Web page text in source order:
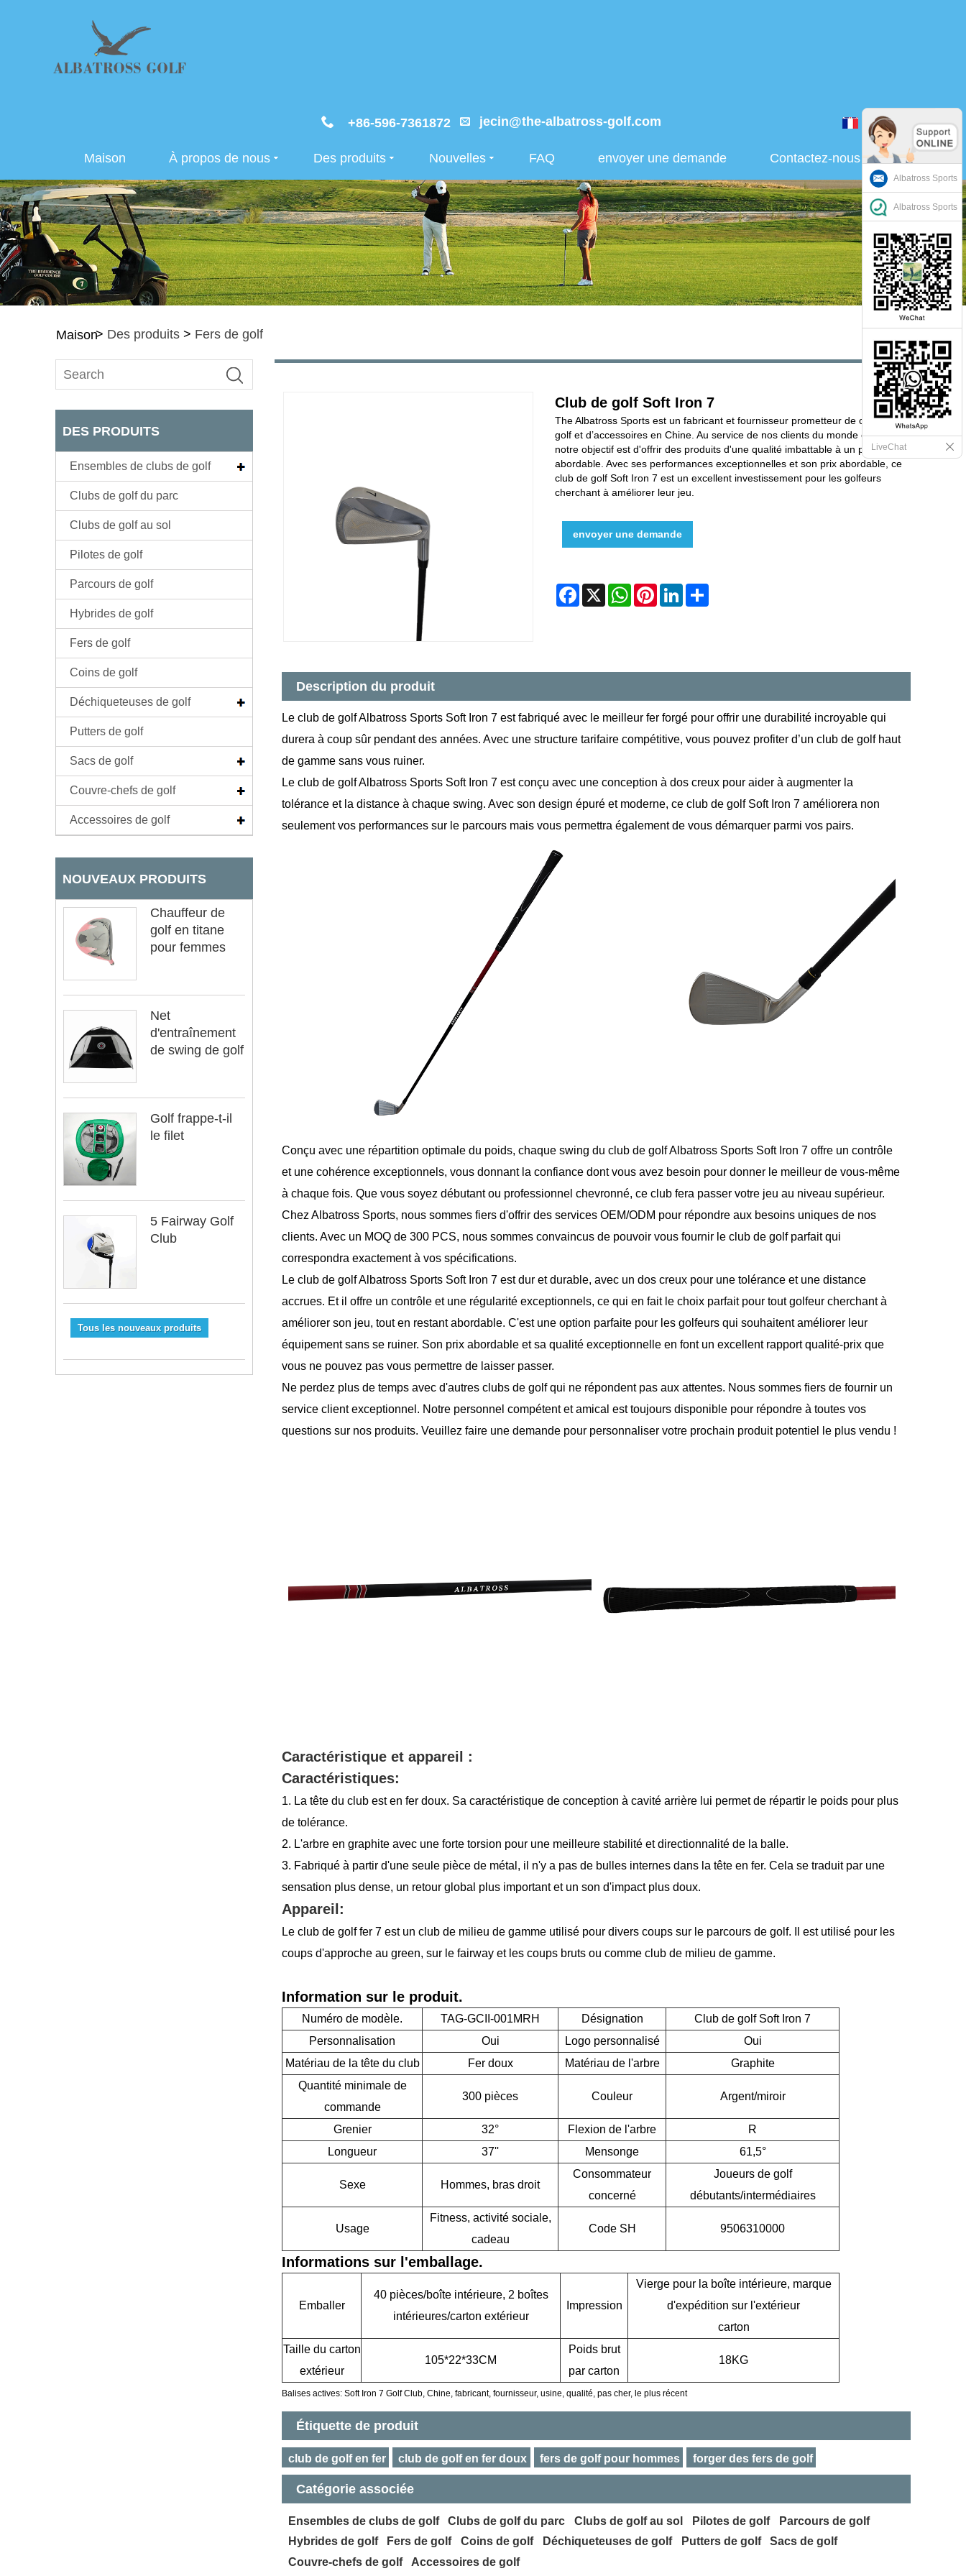
+86-596-7361872 jecin@the-albatross-golf.com Français
Maison À propos de nous Des produits Nouvelles FAQ envoyer une demande Contactez-nous
Maison> Des produits > Fers de golf
DES PRODUITS
Ensembles de clubs de golf
Clubs de golf du parc
Clubs de golf au sol
Pilotes de golf
Parcours de golf
Hybrides de golf
Fers de golf
Coins de golf
Déchiqueteuses de golf
Putters de golf
Sacs de golf
Couvre-chefs de golf
Accessoires de golf
NOUVEAUX PRODUITS
Chauffeur de
golf en titane
pour femmes
Net
d'entraînement
de swing de golf
Golf frappe-t-il
le filet
5 Fairway Golf
Club
Tous les nouveaux produits
Club de golf Soft Iron 7
The Albatross Sports est un fabricant et fournisseur prometteur de clubs de
golf et d’accessoires en Chine. Au service de nos clients du monde entier,
notre objectif est d'offrir des produits d'une qualité imbattable à un prix
abordable. Avec ses performances exceptionnelles et son prix abordable, ce
club de golf Soft Iron 7 est un excellent investissement pour les golfeurs
cherchant à améliorer leur jeu.
envoyer une demande
Facebook
X WhatsApp
Pinterest
LinkedIn
Description du produit
Le club de golf Albatross Sports Soft Iron 7 est fabriqué avec le meilleur fer forgé pour offrir une durabilité incroyable qui
durera à coup sûr pendant des années. Avec une structure tarifaire compétitive, vous pouvez profiter d’un club de golf haut
de gamme sans vous ruiner.
Le club de golf Albatross Sports Soft Iron 7 est conçu avec une conception à dos creux pour aider à augmenter la
tolérance et la distance à chaque swing. Avec son design épuré et moderne, ce club de golf Soft Iron 7 améliorera non
seulement vos performances sur le parcours mais vous permettra également de vous démarquer parmi vos pairs.
Conçu avec une répartition optimale du poids, chaque swing du club de golf Albatross Sports Soft Iron 7 offre un contrôle
et une cohérence exceptionnels, vous donnant la confiance dont vous avez besoin pour donner le meilleur de vous-même
à chaque fois. Que vous soyez débutant ou professionnel chevronné, ce club fera passer votre jeu au niveau supérieur.
Chez Albatross Sports, nous sommes fiers d'offrir des services OEM/ODM pour répondre aux besoins uniques de nos
clients. Avec un MOQ de 300 PCS, nous sommes convaincus de pouvoir vous fournir le club de golf parfait qui
correspondra exactement à vos spécifications.
Le club de golf Albatross Sports Soft Iron 7 est dur et durable, avec un dos creux pour une tolérance et une distance
accrues. Et il offre un contrôle et une régularité exceptionnels, ce qui en fait le choix parfait pour tout golfeur cherchant à
améliorer son jeu, tout en restant abordable. C'est une option parfaite pour les golfeurs qui souhaitent améliorer leur
équipement sans se ruiner. Son prix abordable et sa qualité exceptionnelle en font un excellent rapport qualité-prix que
vous ne pouvez pas vous permettre de laisser passer.
Ne perdez plus de temps avec d'autres clubs de golf qui ne répondent pas aux attentes. Nous sommes fiers de fournir un
service client exceptionnel. Notre personnel compétent et amical est toujours disponible pour répondre à toutes vos
questions sur nos produits. Veuillez faire une demande pour personnaliser votre prochain produit potentiel le plus vendu !
Caractéristique et appareil :
Caractéristiques:
1. La tête du club est en fer doux. Sa caractéristique de conception à cavité arrière lui permet de répartir le poids pour plus
de tolérance.
2. L'arbre en graphite avec une forte torsion pour une meilleure stabilité et directionnalité de la balle.
3. Fabriqué à partir d'une seule pièce de métal, il n'y a pas de bulles internes dans la tête en fer. Cela se traduit par une
sensation plus dense, un retour global plus important et un son d'impact plus doux.
Appareil:
Le club de golf fer 7 est un club de milieu de gamme utilisé pour divers coups sur le parcours de golf. Il est utilisé pour les
coups d'approche au green, sur le fairway et les coups bruts ou comme club de milieu de gamme.
Information sur le produit.
Numéro de modèle. TAG-GCII-001MRH Désignation
Club de golf Soft Iron 7
Personnalisation
Oui Logo personnalisé
Oui
Matériau de la tête du club
Fer doux Matériau de l'arbre
Graphite
Quantité minimale de
commande
300 pièces Couleur Argent/miroir
Grenier 32° Flexion de l'arbre
R
Longueur
37'' Mensonge 61,5°
Sexe Hommes, bras droit
Consommateur
concerné
Joueurs de golf
débutants/intermédiaires
Usage
Fitness, activité sociale,
cadeau
Code SH 9506310000
Informations sur l'emballage.
Emballer
40 pièces/boîte intérieure, 2 boîtes
intérieures/carton extérieur
Impression
Vierge pour la boîte intérieure, marque
d'expédition sur l'extérieur
carton
Taille du carton
extérieur
105*22*33CM
Poids brut
par carton
18KG
Balises actives: Soft Iron 7 Golf Club, Chine, fabricant, fournisseur, usine, qualité, pas cher, le plus récent
Étiquette de produit
club de golf en fer club de golf en fer doux fers de golf pour hommes forger des fers de golf
Catégorie associée
Ensembles de clubs de golf Clubs de golf du parc Clubs de golf au sol Pilotes de golf
Parcours de golf
Hybrides de golf
Fers de golf Coins de golf Déchiqueteuses de golf Putters de golf
Sacs de golf
Couvre-chefs de golf
Accessoires de golf
Albatross Sports
Albatross Sports
LiveChat